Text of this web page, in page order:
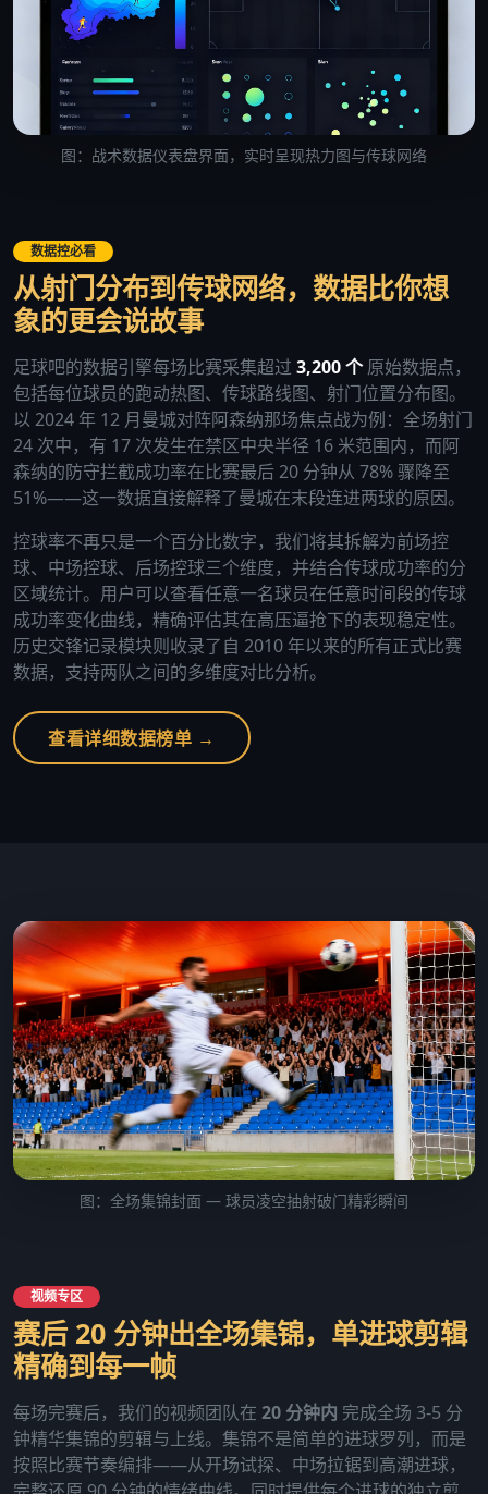
数据控必看
从射门分布到传球网络，数据比你想
象的更会说故事
足球吧的数据引擎每场比赛采集超过 3,200 个原始数据点，
包括每位球员的跑动热图、传球路线图、射门位置分布图。
以 2024 年 12 月曼城对阵阿森纳那场焦点战为例：全场射门
24 次中，有 17 次发生在禁区中央半径 16 米范围内，而阿
森纳的防守拦截成功率在比赛最后 20 分钟从 78% 骤降至
51%——这一数据直接解释了曼城在末段连进两球的原因。
控球率不再只是一个百分比数字，我们将其拆解为前场控
球、中场控球、后场控球三个维度，并结合传球成功率的分
区域统计。用户可以查看任意一名球员在任意时间段的传球
成功率变化曲线，精确评估其在高压逼抢下的表现稳定性。
历史交锋记录模块则收录了自 2010 年以来的所有正式比赛
数据，支持两队之间的多维度对比分析。
查看详细数据榜单 →
图：战术数据仪表盘界面，实时呈现热力图与传球网络
图：全场集锦封面 — 球员凌空抽射破门精彩瞬间
视频专区
赛后 20 分钟出全场集锦，单进球剪辑
精确到每一帧
每场完赛后，我们的视频团队在 20 分钟内 完成全场 3-5 分
钟精华集锦的剪辑与上线。集锦不是简单的进球罗列，而是
按照比赛节奏编排——从开场试探、中场拉锯到高潮进球，